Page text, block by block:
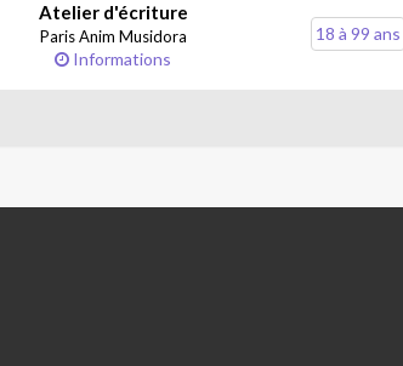
Atelier d'écriture
Paris Anim Musidora
Informations
18 à 99 ans